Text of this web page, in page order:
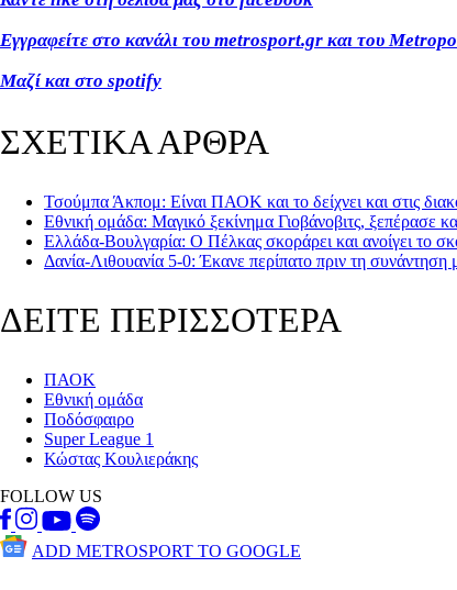
Εγγραφείτε στο κανάλι του metrosport.gr και του
Μαζί και στο spotify
ΣΧΕΤΙΚΑ ΑΡΘΡΑ
Τσούμπα Άκπομ: Είναι ΠΑΟΚ και το δείχνει και στις
Εθνική ομάδα: Μαγικό ξεκίνημα Γιοβάνοβιτς, ξεπέρασε
Ελλάδα-Βουλγαρία: Ο Πέλκας σκοράρει και ανοίγει το
Δανία-Λιθουανία 5-0: Έκανε περίπατο πριν τη συνάντηση
ΔΕΙΤΕ ΠΕΡΙΣΣΟΤΕΡΑ
ΠΑΟΚ
Εθνική ομάδα
Ποδόσφαιρο
Super League 1
Κώστας Κουλιεράκης
FOLLOW US
ADD METROSPORT TO GOOGLE